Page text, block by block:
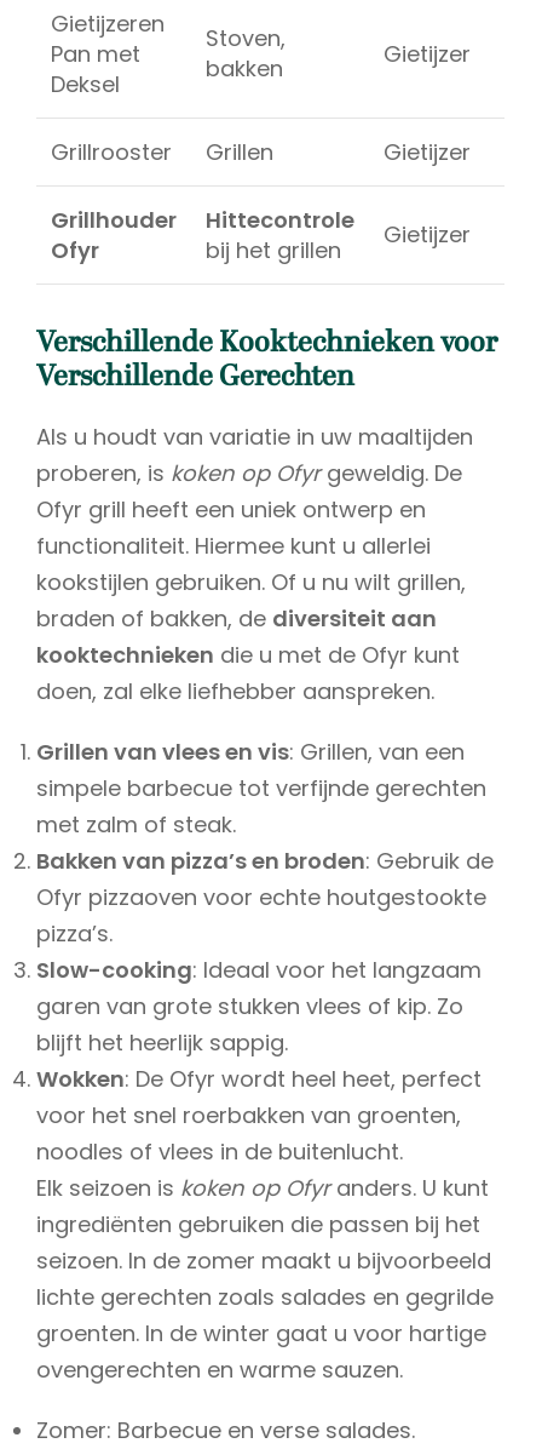
Gietijzeren
Pan met
Deksel
Stoven,
bakken
Gietijzer
Grillrooster Grillen Gietijzer
Grillhouder
Ofyr
Hittecontrole
bij het grillen
Gietijzer
Verschillende Kooktechnieken voor
Verschillende Gerechten
Als u houdt van variatie in uw maaltijden
proberen, is koken op Ofyrgeweldig. De
Ofyr grill heeft een uniek ontwerp en
functionaliteit. Hiermee kunt u allerlei
kookstijlen gebruiken. Of u nu wilt grillen,
braden of bakken, de diversiteit aan
kooktechnieken die u met de Ofyr kunt
doen, zal elke liefhebber aanspreken.
Grillen van vlees en vis: Grillen, van een
simpele barbecue tot verfijnde gerechten
met zalm of steak.
Bakken van pizza’s en broden: Gebruik de
Ofyr pizzaoven voor echte houtgestookte
pizza’s.
Slow-cooking: Ideaal voor het langzaam
garen van grote stukken vlees of kip. Zo
blijft het heerlijk sappig.
Wokken: De Ofyr wordt heel heet, perfect
voor het snel roerbakken van groenten,
noodles of vlees in de buitenlucht.
Elk seizoen is koken op Ofyranders. U kunt
ingrediënten gebruiken die passen bij het
seizoen. In de zomer maakt u bijvoorbeeld
lichte gerechten zoals salades en gegrilde
groenten. In de winter gaat u voor hartige
ovengerechten en warme sauzen.
Zomer: Barbecue en verse salades.